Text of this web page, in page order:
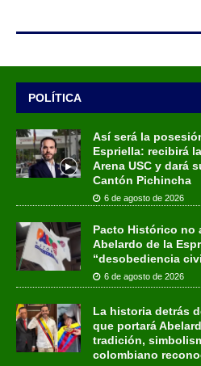
POLÍTICA
Así será la
Espriella: recibirá
Arena USC y dará
Cantón Pichincha
6 de agosto de 2026
Pacto Histórico no
Abelardo de la
“desobediencia
6 de agosto de 2026
La historia detrás
que portará
tradición,
colombiano